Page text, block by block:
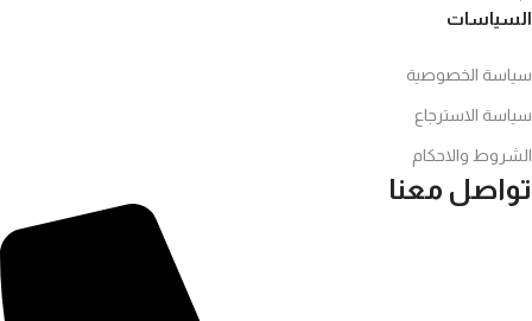
السياسات
سياسة الخصوصية
سياسة الاسترجاع
الشروط والاحكام
تواصل معنا